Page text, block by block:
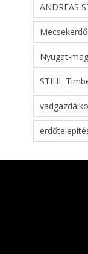
ANDREAS
Nyugat-
STIHL